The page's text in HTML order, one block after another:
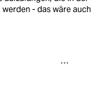
- das wäre auch